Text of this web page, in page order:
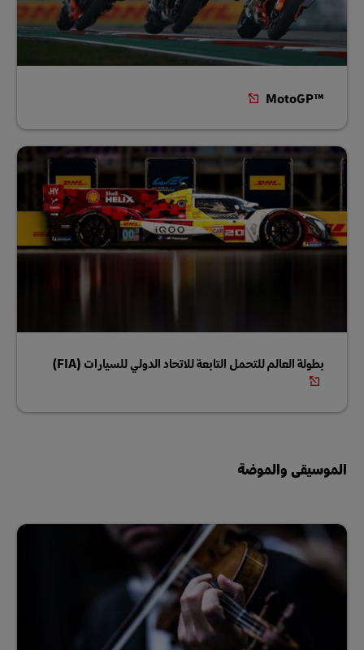
MotoGP™‎
بطولة العالم للتحمل التابعة للاتحاد الدولي للسيارات (FIA)
الموسيقى والموضة